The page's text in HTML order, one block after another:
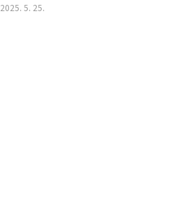
축하면 정부가 그 금액의 2배까지 매칭해주는
2025. 5. 25.